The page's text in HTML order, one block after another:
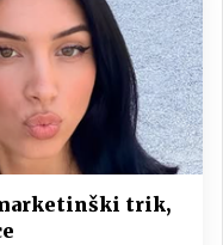
trik,